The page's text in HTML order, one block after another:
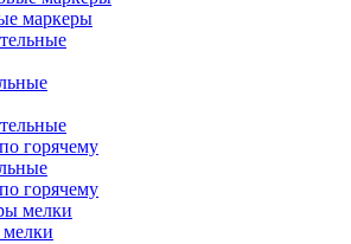
маркеры
горячему